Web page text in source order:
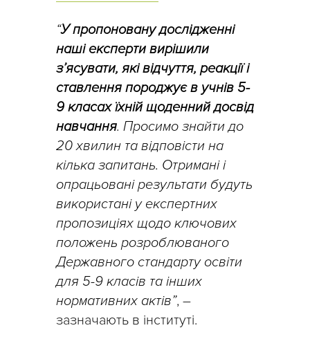
“У пропоновану дослідженні
наші експерти вирішили
з’ясувати, які відчуття, реакції і
ставлення породжує в учнів 5-
9 класах їхній щоденний досвід
навчання. Просимо знайти до
20 хвилин та відповісти на
кілька запитань. Отримані і
опрацьовані результати будуть
використані у експертних
пропозиціях щодо ключових
положень розроблюваного
Державного стандарту освіти
для 5-9 класів та інших
нормативних актів”, –
зазначають в інституті.